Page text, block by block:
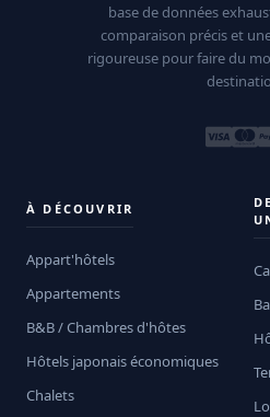
base de données
comparaison précis et
rigoureuse pour faire du
À DÉCOUVRIR
Appart'hôtels
Appartements
B&B / Chambres d'hôtes
Hôtels japonais économiques
Chalets